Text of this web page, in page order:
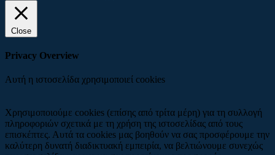
Close
Privacy Overview
Αυτή η ιστοσελίδα χρησιμοποιεί cookies
Χρησιμοποιούμε cookies (επίσης από τρίτα μέρη) για τη συλλογή
πληροφοριών σχετικά με τη χρήση της ιστοσελίδας από τους
επισκέπτες. Αυτά τα cookies μας βοηθούν να σας προσφέρουμε την
καλύτερη δυνατή διαδικτυακή εμπειρία, να βελτιώνουμε συνεχώς